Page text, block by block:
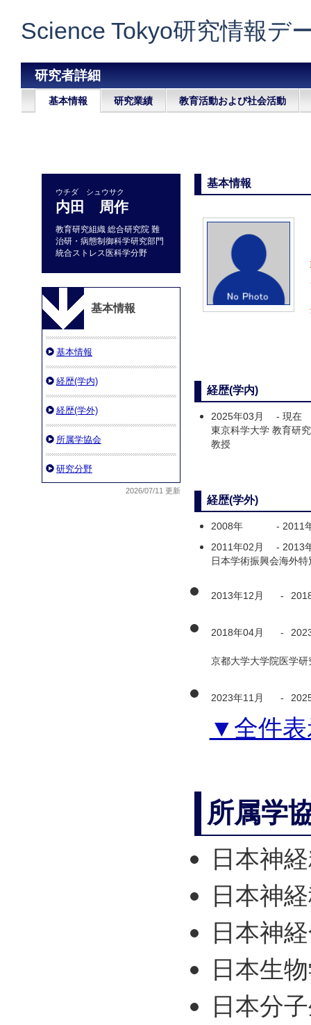
Science Tokyo研究情報デ
研究者詳細
基本情報 研究業績 教育活動および社会活動
ウチダ シュウサク
内田 周作
教育研究組織 総合研究院 難
治研・病態制御科学研究部門
統合ストレス医科学分野
基本情報
基本情報
経歴(学内)
経歴(学外)
所属学協会
研究分野
2026/07/11 更新
基本情報
経歴(学内)
2025年03月 - 現在
東京科学大学 教育研
教授
経歴(学外)
2008年 - 2011
2011年02月
- 2013
日本学術振興会海外
2013年12月 -
2018年04月 -
京都大学大学院医学
2023年11月 -
▼全件表
所属学
日本神
日本神
日本神
日本生
日本分